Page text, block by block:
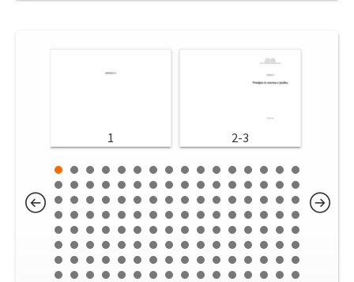
1 2-3